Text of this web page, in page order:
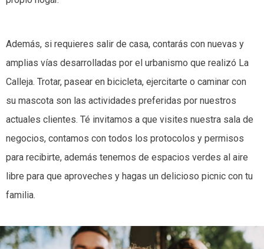
Además, si requieres salir de casa, contarás con nuevas y
amplias vías desarrolladas por el urbanismo que realizó La
Calleja. Trotar, pasear en bicicleta, ejercitarte o caminar con
su mascota son las actividades preferidas por nuestros
actuales clientes. Té invitamos a que visites nuestra sala de
negocios, contamos con todos los protocolos y permisos
para recibirte, además tenemos de espacios verdes al aire
libre para que aproveches y hagas un delicioso picnic con tu
familia.